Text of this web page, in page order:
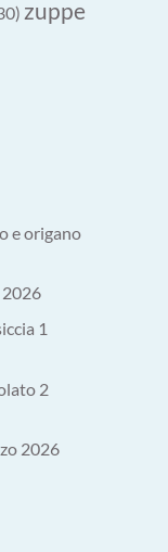
zuppe
e origano
2026
1
2
2026